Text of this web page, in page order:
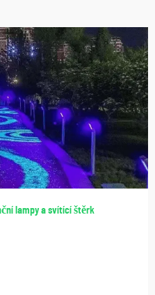
lampy a svítící štěrk